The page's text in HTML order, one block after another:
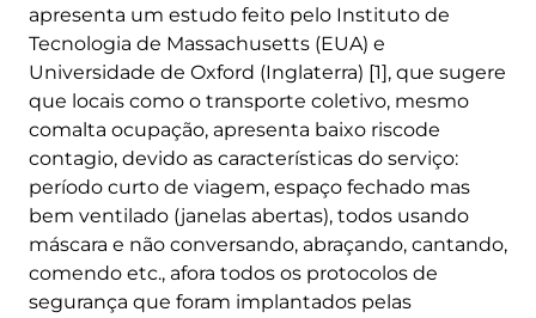
apresenta um estudo feito pelo Instituto de
Tecnologia de Massachusetts (EUA) e
Universidade de Oxford (Inglaterra) [1], que sugere
que locais como o transporte coletivo, mesmo
comalta ocupação, apresenta baixo riscode
contagio, devido as características do serviço:
período curto de viagem, espaço fechado mas
bem ventilado (janelas abertas), todos usando
máscara e não conversando, abraçando, cantando,
comendo etc., afora todos os protocolos de
segurança que foram implantados pelas